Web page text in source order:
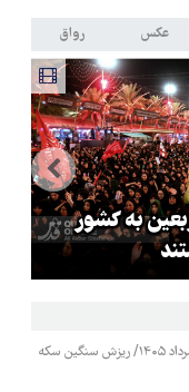
عکس رواق
به کشور
قیمت طلا و سکه یکشنبه ۱۱ مرداد ۱۴۰۵/ ریزش سنگین سکه